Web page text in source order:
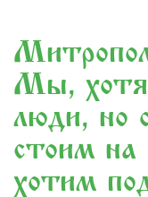
«Мы,
люди, но
стоим на
хотим